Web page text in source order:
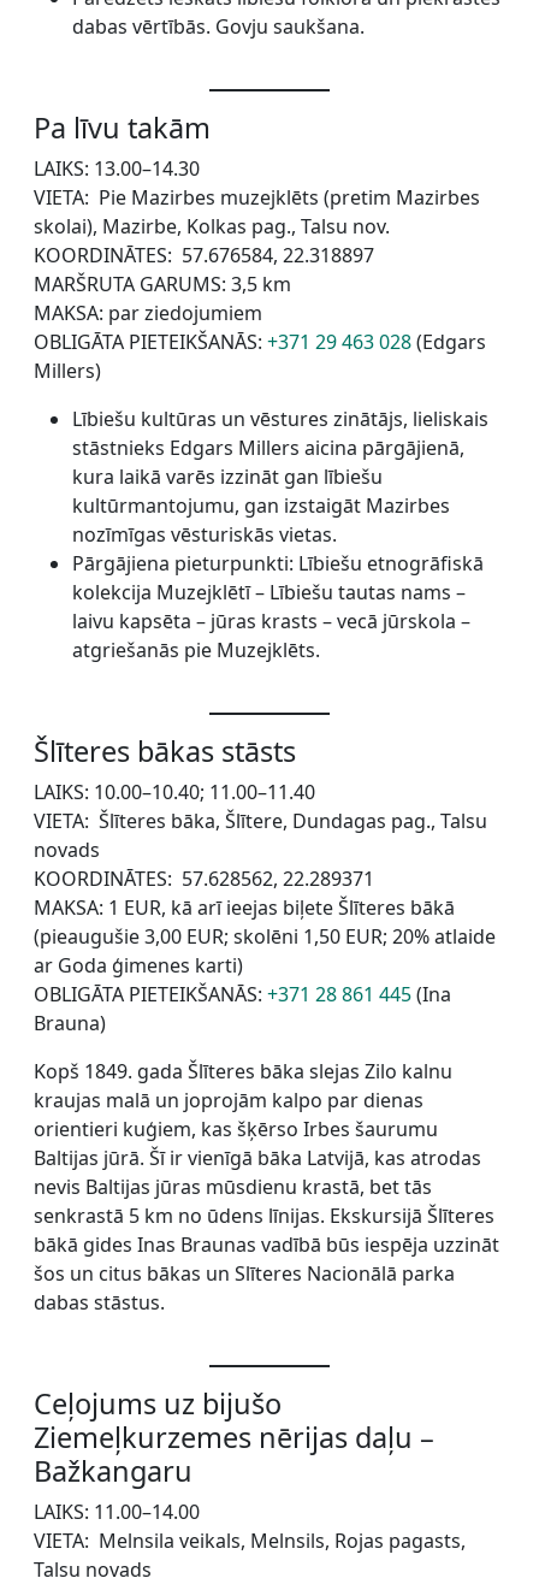
dabas vērtībās. Govju saukšana.
Pa līvu takām
LAIKS: 13.00–14.30
VIETA: Pie Mazirbes muzejklēts (pretim Mazirbes
skolai), Mazirbe, Kolkas pag., Talsu nov.
KOORDINĀTES: 57.676584, 22.318897
MARŠRUTA GARUMS: 3,5 km
MAKSA: par ziedojumiem
OBLIGĀTA PIETEIKŠANĀS: +371 29 463 028(Edgars
Millers)
Lībiešu kultūras un vēstures zinātājs, lieliskais
stāstnieks Edgars Millers aicina pārgājienā,
kura laikā varēs izzināt gan lībiešu
kultūrmantojumu, gan izstaigāt Mazirbes
nozīmīgas vēsturiskās vietas.
Pārgājiena pieturpunkti: Lībiešu etnogrāfiskā
kolekcija Muzejklētī – Lībiešu tautas nams –
laivu kapsēta – jūras krasts – vecā jūrskola –
atgriešanās pie Muzejklēts.
Šlīteres bākas stāsts
LAIKS: 10.00–10.40; 11.00–11.40
VIETA: Šlīteres bāka, Šlītere, Dundagas pag., Talsu
novads
KOORDINĀTES: 57.628562, 22.289371
MAKSA: 1 EUR, kā arī ieejas biļete Šlīteres bākā
(pieaugušie 3,00 EUR; skolēni 1,50 EUR; 20% atlaide
ar Goda ģimenes karti)
OBLIGĀTA PIETEIKŠANĀS: +371 28 861 445(Ina
Brauna)
Kopš 1849. gada Šlīteres bāka slejas Zilo kalnu
kraujas malā un joprojām kalpo par dienas
orientieri kuģiem, kas šķērso Irbes šaurumu
Baltijas jūrā. Šī ir vienīgā bāka Latvijā, kas atrodas
nevis Baltijas jūras mūsdienu krastā, bet tās
senkrastā 5 km no ūdens līnijas. Ekskursijā Šlīteres
bākā gides Inas Braunas vadībā būs iespēja uzzināt
šos un citus bākas un Slīteres Nacionālā parka
dabas stāstus.
Ceļojums uz bijušo
Ziemeļkurzemes nērijas daļu –
Bažkangaru
LAIKS: 11.00–14.00
VIETA: Melnsila veikals, Melnsils, Rojas pagasts,
Talsu novads